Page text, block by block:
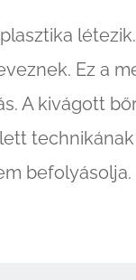
Ez a
A kivágott
befolyásolja.